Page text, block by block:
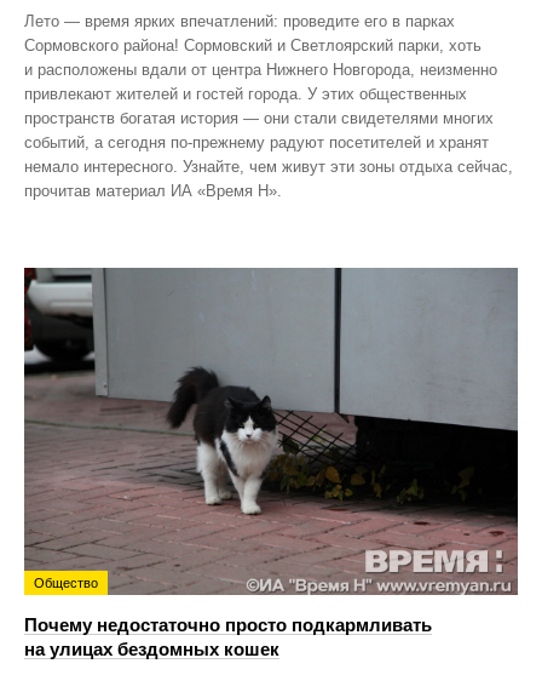
Лето — время ярких впечатлений: проведите его в парках
Сормовского района! Сормовский и Светлоярский парки, хоть
и расположены вдали от центра Нижнего Новгорода, неизменно
привлекают жителей и гостей города. У этих общественных
пространств богатая история — они стали свидетелями многих
событий, а сегодня по‑прежнему радуют посетителей и хранят
немало интересного. Узнайте, чем живут эти зоны отдыха сейчас,
прочитав материал ИА «Время Н».
Общество
Почему недостаточно просто подкармливать
на улицах бездомных кошек